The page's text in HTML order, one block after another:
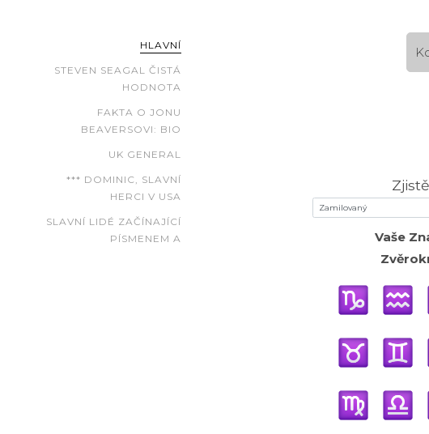
HLAVNÍ
STEVEN SEAGAL ČISTÁ
HODNOTA
FAKTA O JONU
BEAVERSOVI: BIO
UK GENERAL
*** DOMINIC, SLAVNÍ
HERCI V USA
SLAVNÍ LIDÉ ZAČÍNAJÍCÍ
PÍSMENEM A
Vaše